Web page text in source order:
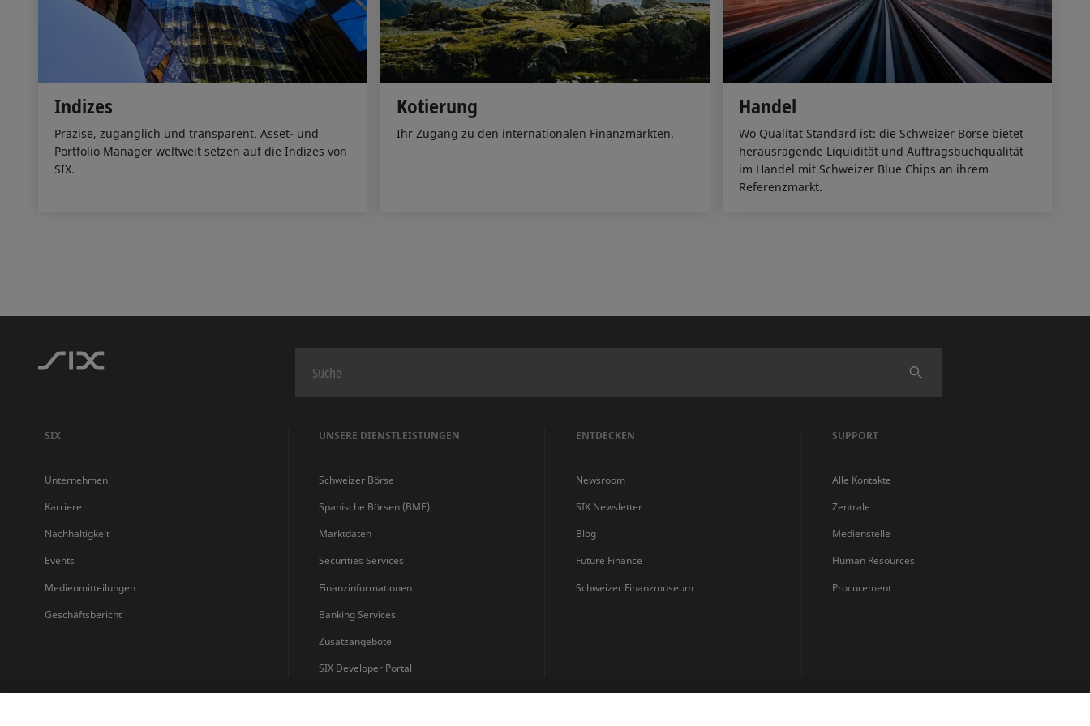
Indizes
Präzise, zugänglich und transparent. Asset- und
Portfolio Manager weltweit setzen auf die Indizes von
SIX.
Kotierung
Ihr Zugang zu den internationalen Finanzmärkten.
Handel
Wo Qualität Standard ist: die Schweizer Börse bietet
herausragende Liquidität und Auftragsbuchqualität
im Handel mit Schweizer Blue Chips an ihrem
Referenzmarkt.
Finden
SIX
Unternehmen
Karriere
Nachhaltigkeit
Events
Medienmitteilungen
Geschäftsbericht
UNSERE DIENSTLEISTUNGEN
Schweizer Börse
Spanische Börsen (BME)
Marktdaten
Securities Services
Finanzinformationen
Banking Services
Zusatzangebote
SIX Developer Portal
ENTDECKEN
Newsroom
SIX Newsletter
Blog
Future Finance
Schweizer Finanzmuseum
SUPPORT
Alle Kontakte
Zentrale
Medienstelle
Human Resources
Procurement